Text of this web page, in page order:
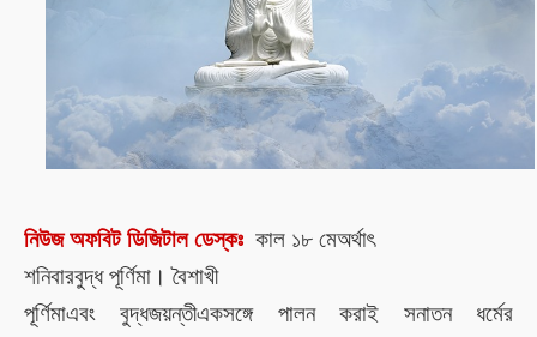
নিউজ অফবিট ডিজিটাল ডেস্কঃ কাল ১৮ মেঅর্থাৎ
শনিবারবুদ্ধ পূর্ণিমা ।বৈশাখী
পূর্ণিমাএবং বুদ্ধজয়ন্তীএকসঙ্গে পালন করাই সনাতন ধর্মের